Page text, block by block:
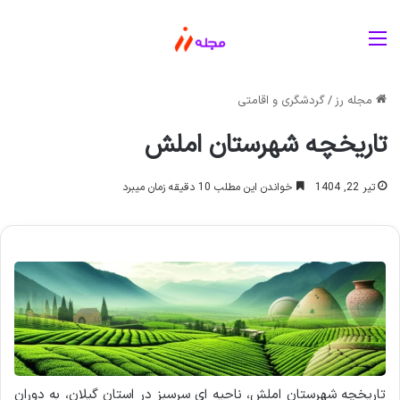
مجله رز/گردشگری و اقامتی
تاریخچه شهرستان املش
تیر 22, 1404 خواندن این مطلب 10 دقیقه زمان میبرد
تاریخچه شهرستان املش، ناحیه ای سرسبز در استان گیلان، به دوران